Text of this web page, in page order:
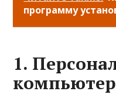
программу
1.